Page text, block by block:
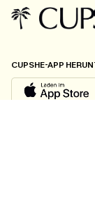
CUPSHE-APP